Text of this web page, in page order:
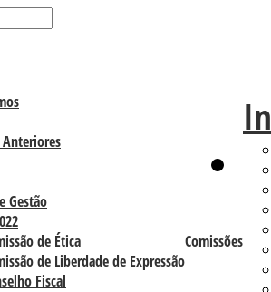
Gestão
Comissões
de Ética
de Liberdade de Expressão
Fiscal